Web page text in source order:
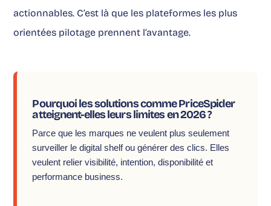
actionnables. C’est là que les plateformes les plus
orientées pilotage prennent l’avantage.
Pourquoi les solutions comme PriceSpider
atteignent-elles leurs limites en 2026 ?
Parce que les marques ne veulent plus seulement
surveiller le digital shelf ou générer des clics. Elles
veulent relier visibilité, intention, disponibilité et
performance business.